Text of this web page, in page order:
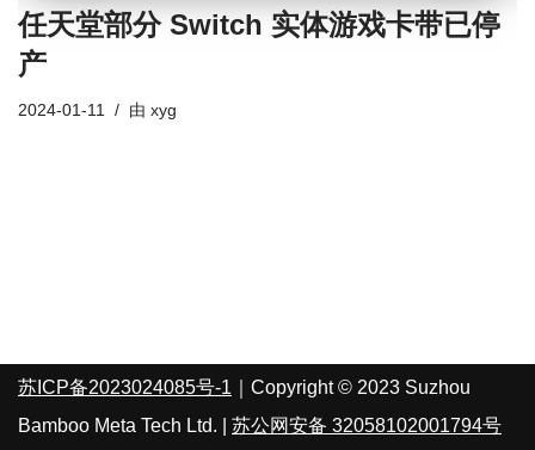
任天堂部分 Switch 实体游戏卡带已停
产
2024-01-11 由 xyg
苏ICP备2023024085号-1 ｜Copyright © 2023 Suzhou
Bamboo Meta Tech Ltd. | 苏公网安备 32058102001794号